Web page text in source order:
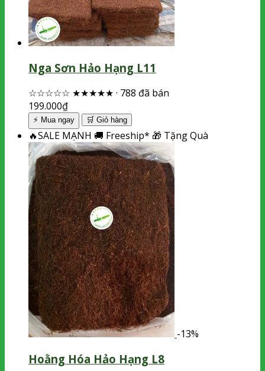
Nga Sơn Hảo Hạng L11
☆☆☆☆☆ ★★★★★ · 788 đã bán
199.000₫
⚡ Mua ngay 🛒 Giỏ hàng
🔥SALE MẠNH 🚚 Freeship* 🎁 Tặng Quà
-13%
Hoằng Hóa Hảo Hạng L8